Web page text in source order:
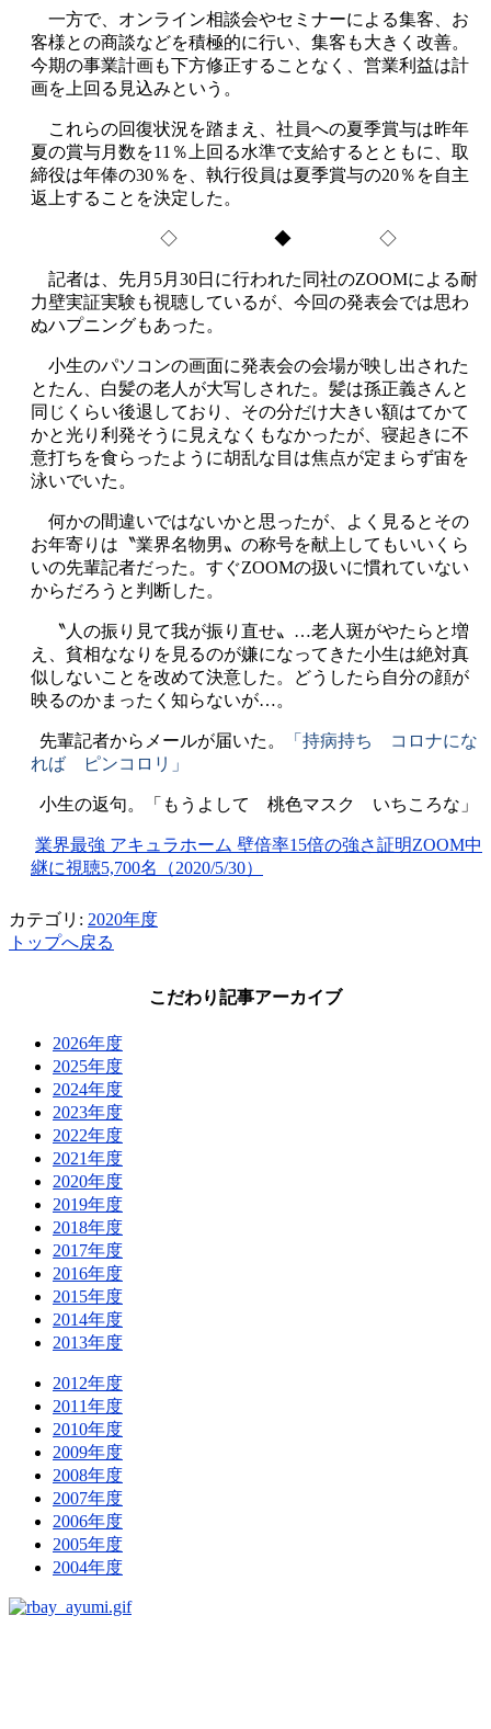
一方で、オンライン相談会やセミナーによる集客、お
客様との商談などを積極的に行い、集客も大きく改善。
今期の事業計画も下方修正することなく、営業利益は計
画を上回る見込みという。
これらの回復状況を踏まえ、社員への夏季賞与は昨年
夏の賞与月数を11％上回る水準で支給するとともに、取
締役は年俸の30％を、執行役員は夏季賞与の20％を自主
返上することを決定した。
◇ ◆ ◇
記者は、先月5月30日に行われた同社のZOOMによる耐
力壁実証実験も視聴しているが、今回の発表会では思わ
ぬハプニングもあった。
小生のパソコンの画面に発表会の会場が映し出された
とたん、白髪の老人が大写しされた。髪は孫正義さんと
同じくらい後退しており、その分だけ大きい額はてかて
かと光り利発そうに見えなくもなかったが、寝起きに不
意打ちを食らったように胡乱な目は焦点が定まらず宙を
泳いでいた。
何かの間違いではないかと思ったが、よく見るとその
お年寄りは〝業界名物男〟の称号を献上してもいいくら
いの先輩記者だった。すぐZOOMの扱いに慣れていない
からだろうと判断した。
〝人の振り見て我が振り直せ〟…老人斑がやたらと増
え、貧相ななりを見るのが嫌になってきた小生は絶対真
似しないことを改めて決意した。どうしたら自分の顔が
映るのかまったく知らないが…。
先輩記者からメールが届いた。
「持病持ち コロナにな
れば ピンコロリ」
小生の返句。「もうよして 桃色マスク いちころな」
業界最強 アキュラホーム 壁倍率15倍の強さ証明ZOOM中
継に視聴5,700名（2020/5/30）
カテゴリ: 2020年度
トップへ戻る
こだわり記事アーカイブ
2026年度
2025年度
2024年度
2023年度
2022年度
2021年度
2020年度
2019年度
2018年度
2017年度
2016年度
2015年度
2014年度
2013年度
2012年度
2011年度
2010年度
2009年度
2008年度
2007年度
2006年度
2005年度
2004年度